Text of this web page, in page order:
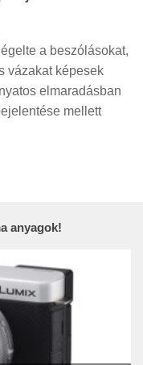
a beszólásokat,
vázakat képesek
elmaradásban
mellett
anyagok!